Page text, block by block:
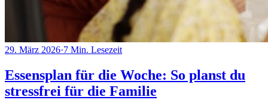
29. März 2026·7 Min. Lesezeit
Essensplan für die Woche: So planst du
stressfrei für die Familie